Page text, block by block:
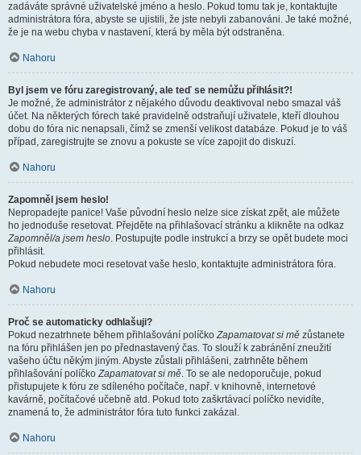
zadáváte správné uživatelské jméno a heslo. Pokud tomu tak je, kontaktujte
administrátora fóra, abyste se ujistili, že jste nebyli zabanováni. Je také možné,
že je na webu chyba v nastavení, která by měla být odstraněna.
Nahoru
Byl jsem ve fóru zaregistrovaný, ale teď se nemůžu přihlásit?!
Je možné, že administrátor z nějakého důvodu deaktivoval nebo smazal váš
účet. Na některých fórech také pravidelně odstraňují uživatele, kteří dlouhou
dobu do fóra nic nenapsali, čímž se zmenší velikost databáze. Pokud je to váš
případ, zaregistrujte se znovu a pokuste se více zapojit do diskuzí.
Nahoru
Zapomněl jsem heslo!
Nepropadejte panice! Vaše původní heslo nelze sice získat zpět, ale můžete
ho jednoduše resetovat. Přejděte na přihlašovací stránku a klikněte na odkaz
Zapomněl/a jsem heslo. Postupujte podle instrukcí a brzy se opět budete moci
přihlásit.
Pokud nebudete moci resetovat vaše heslo, kontaktujte administrátora fóra.
Nahoru
Proč se automaticky odhlašuji?
Pokud nezatrhnete během přihlašování políčkoZapamatovat si mě zůstanete
na fóru přihlášen jen po přednastavený čas. To slouží k zabránění zneužití
vašeho účtu někým jiným. Abyste zůstali přihlášeni, zatrhněte během
přihlašování políčkoZapamatovat si mě. To se ale nedoporučuje, pokud
přistupujete k fóru ze sdíleného počítače, např. v knihovně, internetové
kavárně, počítačové učebně atd. Pokud toto zaškrtávací políčko nevidíte,
znamená to, že administrátor fóra tuto funkci zakázal.
Nahoru